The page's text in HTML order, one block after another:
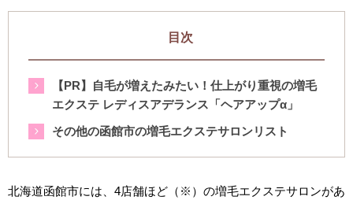
目次
【PR】自毛が増えたみたい！仕上がり重視の増毛
エクステ レディスアデランス「ヘアアップα」
その他の函館市の増毛エクステサロンリスト
北海道函館市には、4店舗ほど（※）の増毛エクステサロンがあ